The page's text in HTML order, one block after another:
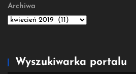
Archiwa
Wyszukiwarka portalu